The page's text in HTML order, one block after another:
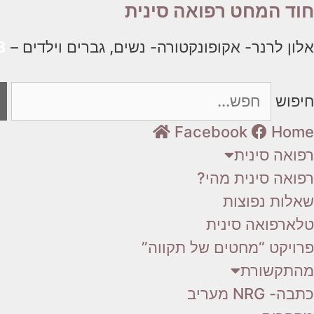
לדלג
חוד המחט רפואה סינית
אלון לרנר- אקופונקטורה- נשים, גברים וילדים –
חיפוש
Facebook
Home
רפואה סינית
רפואה סינית מהי?
שאלות נפוצות
טלארפואה סינית
פרויקט “מחטים של תקווה”
מהתקשורת
כתבה- NRG מעריב